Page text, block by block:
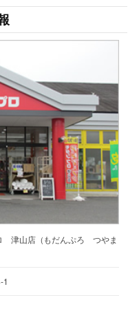
津山店（もだんぷろ つやま
1